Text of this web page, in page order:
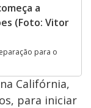
a
(Foto: Vitor
para o
Califórnia,
para iniciar